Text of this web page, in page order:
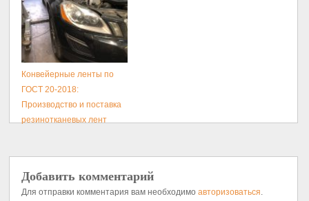
Конвейерные ленты по
ГОСТ 20-2018:
Производство и поставка
резинотканевых лент
Добавить комментарий
Для отправки комментария вам необходимоавторизоваться